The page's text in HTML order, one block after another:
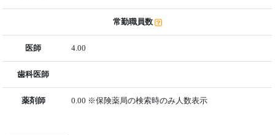
常勤職員数
医師 4.00
歯科医師
薬剤師 0.00 ※保険薬局の検索時のみ人数表示